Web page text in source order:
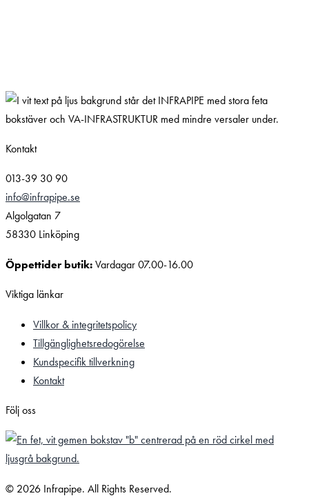
Kontakt
013-39 30 90
info@infrapipe.se
Algolgatan 7
58330 Linköping
Öppettider butik:Vardagar 07.00-16.00
Viktiga länkar
Villkor & integritetspolicy
Tillgänglighetsredogörelse
Kundspecifik tillverkning
Kontakt
Följ oss
© 2026 Infrapipe. All Rights Reserved.